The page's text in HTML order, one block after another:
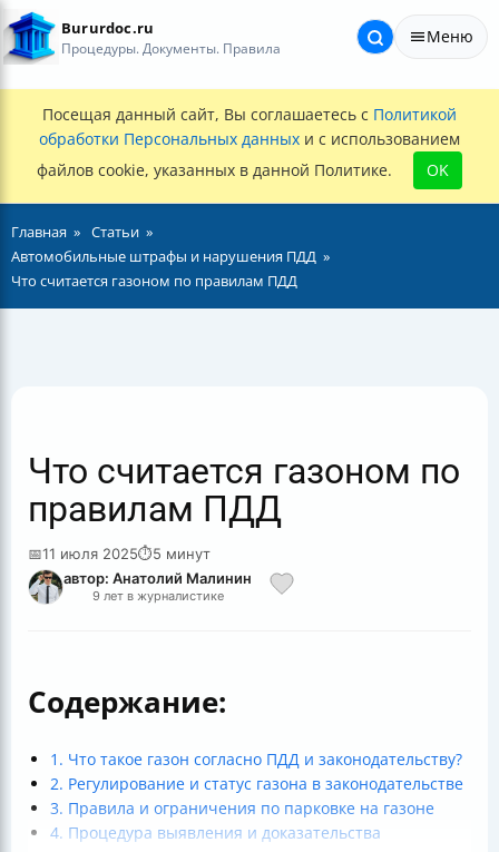
Bururdoc.ru
Процедуры. Документы. Правила
Меню
Посещая данный сайт, Вы соглашаетесь с Политикой
обработки Персональных данных и с использованием
файлов cookie, указанных в данной Политике.
OK
Главная
Статьи
Автомобильные штрафы и нарушения ПДД
Что считается газоном по правилам ПДД
Что считается газоном по
правилам ПДД
📅11 июля 2025⏱5 минут
автор: Анатолий Малинин
9 лет в журналистике
Содержание:
1. Что такое газон согласно ПДД и законодательству?
2. Регулирование и статус газона в законодательстве
3. Правила и ограничения по парковке на газоне
4. Процедура выявления и доказательства